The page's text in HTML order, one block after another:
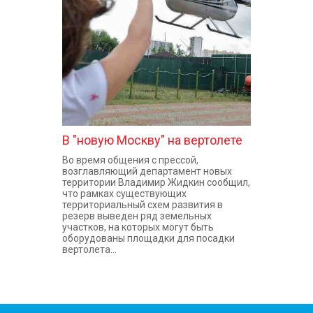
КОНТАКТЫ
В "новую Москву" на вертолете
Во время общения с прессой,
возглавляющий департамент новых
территории Владимир Жидкин сообщил,
что рамках существующих
территориальный схем развития в
резерв выведен ряд земельных
участков, на которых могут быть
оборудованы площадки для посадки
вертолета...